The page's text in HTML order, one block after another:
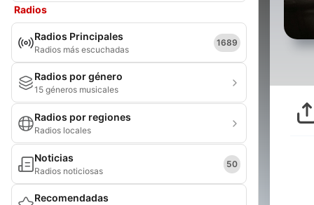
Radios
Radios Principales
Radios más escuchadas
1689
Radios por género
15 géneros musicales
Radios por regiones
Radios locales
Noticias
Radios noticiosas
50
Recomendadas